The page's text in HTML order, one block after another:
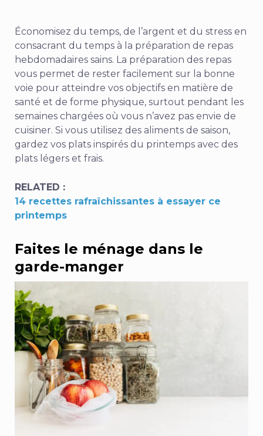
Économisez du temps, de l’argent et du stress en
consacrant du temps à la préparation de repas
hebdomadaires sains. La préparation des repas
vous permet de rester facilement sur la bonne
voie pour atteindre vos objectifs en matière de
santé et de forme physique, surtout pendant les
semaines chargées où vous n’avez pas envie de
cuisiner. Si vous utilisez des aliments de saison,
gardez vos plats inspirés du printemps avec des
plats légers et frais.
RELATED :
14 recettes rafraîchissantes à essayer ce
printemps
Faites le ménage dans le
garde-manger